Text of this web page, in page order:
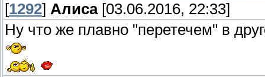
[1292] Алиса[03.06.2016, 22:33]
Ну что же плавно "перетечем" в